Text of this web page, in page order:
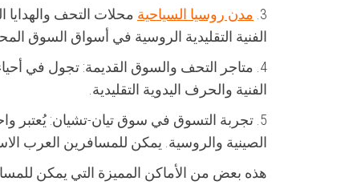
3. مدن روسيا السياحية محلات التحف والهدايا
الفنية التقليدية الروسية في أسواق السوق
4. متاجر التحف والسوق القديمة: تجول في
الفنية والحرف اليدوية التقليدية.
5. تجربة التسوق في سوق تيان-تشيان:
الصينية والروسية. يمكن للمسافرين العرب
هذه بعض من الأماكن المميزة التي يمكن